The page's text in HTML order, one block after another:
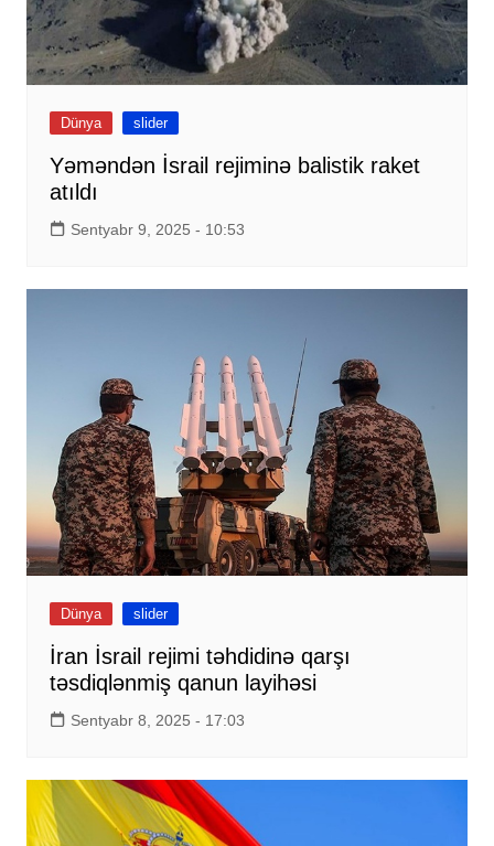
Dünya slider
Yəməndən İsrail rejiminə balistik raket
atıldı
Sentyabr 9, 2025 - 10:53
Dünya slider
İran İsrail rejimi təhdidinə qarşı
təsdiqlənmiş qanun layihəsi
Sentyabr 8, 2025 - 17:03